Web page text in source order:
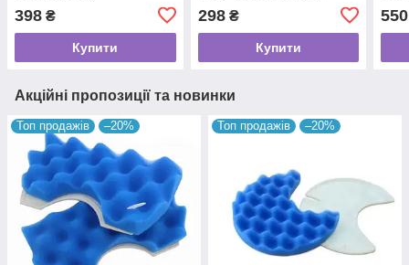
398 ₴
Купити
298₴
Купити
550
Акційні пропозиції та новинки
Топ продажів –20% Топ продажів –20%